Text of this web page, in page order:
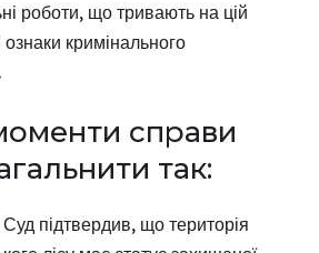
роботи, що тривають на цій
ознаки кримінального
справи
так:
підтвердив, що територія